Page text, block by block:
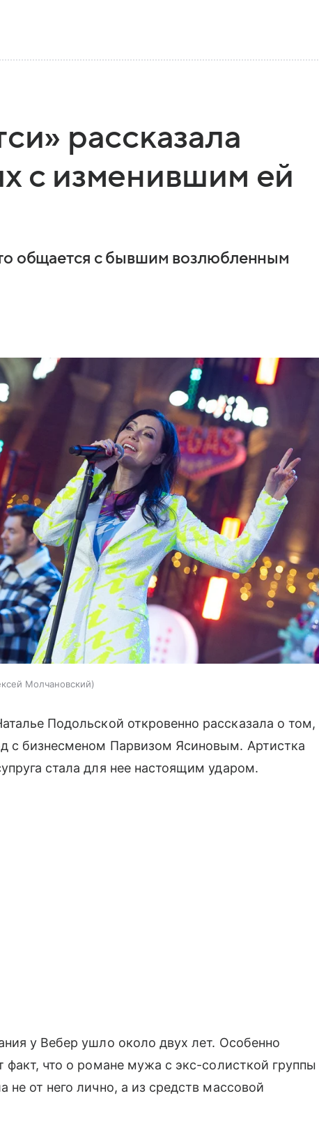
рассказала
с изменившим ей
общается с бывшим возлюбленным
Молчановский
Подольской откровенно рассказала о том,
с бизнесменом Парвизом Ясиновым. Артистка
стала для нее настоящим ударом.
у Вебер ушло около двух лет. Особенно
факт, что о романе мужа с экс-солисткой группы
не от него лично, а из средств массовой